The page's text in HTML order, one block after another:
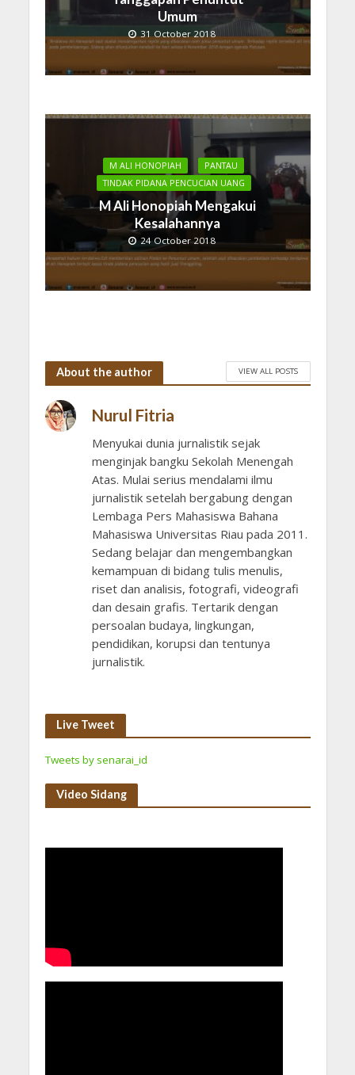
Umum
31 October 2018
M ALI HONOPIAH
PANTAU
TINDAK PIDANA PENCUCIAN UANG
M Ali Honopiah Mengakui
Kesalahannya
24 October 2018
About the author VIEW ALL POSTS
Nurul Fitria
Menyukai dunia jurnalistik sejak
menginjak bangku Sekolah Menengah
Atas. Mulai serius mendalami ilmu
jurnalistik setelah bergabung dengan
Lembaga Pers Mahasiswa Bahana
Mahasiswa Universitas Riau pada 2011.
Sedang belajar dan mengembangkan
kemampuan di bidang tulis menulis,
riset dan analisis, fotografi, videografi
dan desain grafis. Tertarik dengan
persoalan budaya, lingkungan,
pendidikan, korupsi dan tentunya
jurnalistik.
Live Tweet
Tweets by senarai_id
Video Sidang